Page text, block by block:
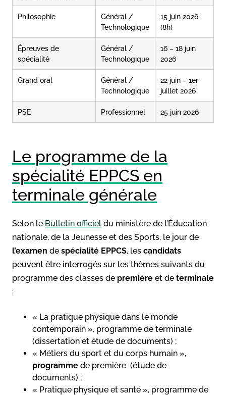
Philosophie
Général /
Technologique
15 juin 2026
(8h)
Épreuves de
spécialité
Général /
Technologique
16 – 18 juin
2026
Grand oral
Général /
Technologique
22 juin – 1er
juillet 2026
PSE Professionnel 25 juin 2026
Le programme de la
spécialité EPPCS en
terminale générale
Selon le Bulletin officiel du ministère de l’Éducation
nationale, de la Jeunesse et des Sports, le jour de
l’examen de spécialité EPPCS, les candidats
peuvent être interrogés sur les thèmes suivants du
programme des classes de première et de terminale
:
« La pratique physique dans le monde
contemporain », programme de terminale
(dissertation et étude de documents) ;
« Métiers du sport et du corps humain »,
programme de première (étude de
documents) ;
« Pratique physique et santé », programme de